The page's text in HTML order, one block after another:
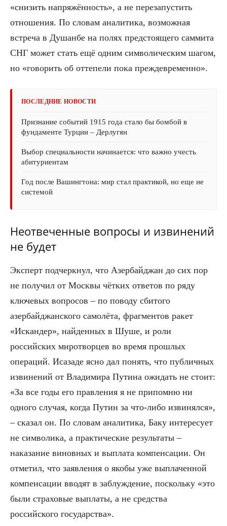
«снизить напряжённость», а не перезапустить
отношения. По словам аналитика, возможная
встреча в Душанбе на полях предстоящего саммита
СНГ может стать ещё одним символическим шагом,
но «говорить об оттепели пока преждевременно».
ПОСЛЕДНИЕ НОВОСТИ
Признание событий 1915 года стало бы бомбой в
фундаменте Турции – Дерлугян
Выбор специальности начинается: что важно учесть
абитуриентам
Год после Вашингтона: мир стал практикой, но еще не
системой
Неотвеченные вопросы и извинений
не будет
Эксперт подчеркнул, что Азербайджан до сих пор
не получил от Москвы чётких ответов по ряду
ключевых вопросов – по поводу сбитого
азербайджанского самолёта, фрагментов ракет
«Искандер», найденных в Шуше, и роли
российских миротворцев во время прошлых
операций. Исазаде ясно дал понять, что публичных
извинений от Владимира Путина ожидать не стоит:
«За все годы его правления я не припомню ни
одного случая, когда Путин за что-либо извинялся»,
– сказал он. По словам аналитика, Баку интересует
не символика, а практические результаты –
наказание виновных и выплата компенсации. Он
отметил, что заявления о якобы уже выплаченной
компенсации вводят в заблуждение, поскольку «это
были страховые выплаты, а не средства
российского государства».